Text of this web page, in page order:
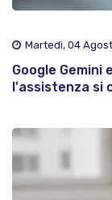
Martedì, 04
Google Gemini
l'assistenza si